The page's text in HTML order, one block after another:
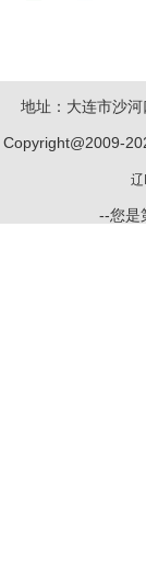
地址：大连市沙
Copyright@2009-
--您是